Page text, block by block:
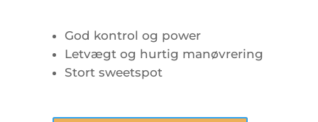
God kontrol og power
Letvægt og hurtig manøvrering
Stort sweetspot